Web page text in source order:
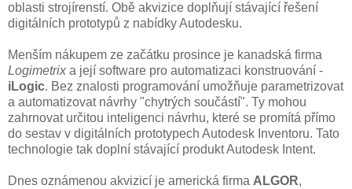
oblasti strojírenstí. Obě akvizice doplňují stávající řešení
digitálních prototypů z nabídky Autodesku.
Menším nákupem ze začátku prosince je kanadská firma
Logimetrix a její software pro automatizaci konstruování -
iLogic. Bez znalosti programování umožňuje parametrizovat
a automatizovat návrhy "chytrých součástí". Ty mohou
zahrnovat určitou inteligenci návrhu, které se promítá přímo
do sestav v digitálních prototypech Autodesk Inventoru. Tato
technologie tak doplní stávající produkt Autodesk Intent.
Dnes oznámenou akvizicí je americká firma ALGOR,